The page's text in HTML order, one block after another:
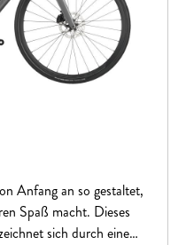
Anfang an so gestaltet,
Spaß macht. Dieses
sich durch eine